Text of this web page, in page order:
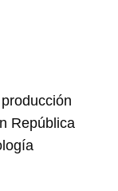
República